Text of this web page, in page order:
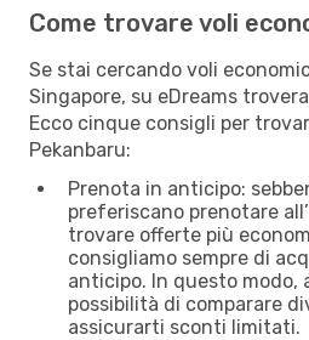
Come trovare voli
Se stai cercando voli
Singapore, su eDreams
Ecco cinque consigli per
Pekanbaru:
Prenota in anticipo:
preferiscano prenotare
trovare offerte più
consigliamo sempre di
anticipo. In questo modo,
possibilità di comparare
assicurarti sconti limitati.